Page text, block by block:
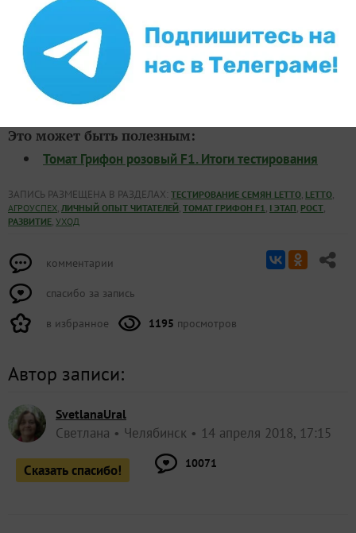
От редакции
Когда и почему на даче нужен проточный
воднонагреватель и
как его выбрать. Прочитайте
редакционный разбор.
Это может быть полезным:
Томат Грифон розовый F1. Итоги тестирования
ЗАПИСЬ РАЗМЕЩЕНА В РАЗДЕЛАХ: ТЕСТИРОВАНИЕ СЕМЯН LETTO, LETTO,
АГРОУСПЕХ, ЛИЧНЫЙ ОПЫТ ЧИТАТЕЛЕЙ, ТОМАТ ГРИФОН F1, I ЭТАП, РОСТ,
РАЗВИТИЕ, УХОД
комментарии
спасибо за запись
в избранное 1195 просмотров
Автор записи:
SvetlanaUral
Светлана Челябинск 14 апреля 2018, 17:15
Сказать спасибо! 10071